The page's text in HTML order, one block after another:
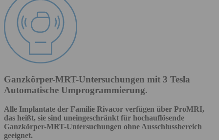
Ganzkörper-MRT-Untersuchungen mit 3 Tesla
Automatische Umprogrammierung.
Alle Implantate der Familie Rivacor verfügen über ProMRI,
das heißt, sie sind uneingeschränkt für hochauflösende
Ganzkörper-MRT-Untersuchungen ohne Ausschlussbereich
geeignet.